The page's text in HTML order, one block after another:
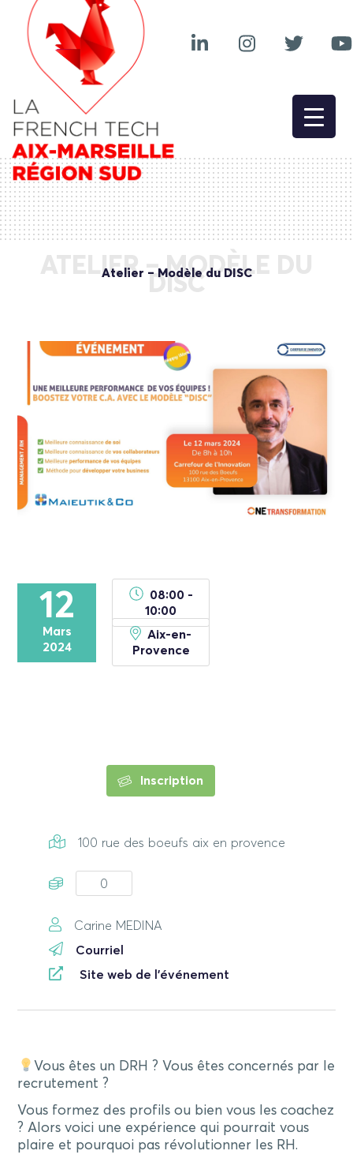
ATELIER – MODÈLE DU
DISC
Atelier – Modèle du DISC
12
Mars
2024
08:00 -
10:00
Aix-en-
Provence
Inscription
100 rue des boeufs aix en provence
0
Carine MEDINA
Courriel
Site web de l'événement
Vous êtes un DRH ? Vous êtes concernés par le
recrutement ?
Vous formez des profils ou bien vous les coachez
? Alors voici une expérience qui pourrait vous
plaire et pourquoi pas révolutionner les RH.